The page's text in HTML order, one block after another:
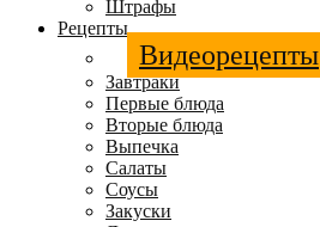
Штрафы
Рецепты
Видеорецепты
Завтраки
Первые блюда
Вторые блюда
Выпечка
Салаты
Соусы
Закуски